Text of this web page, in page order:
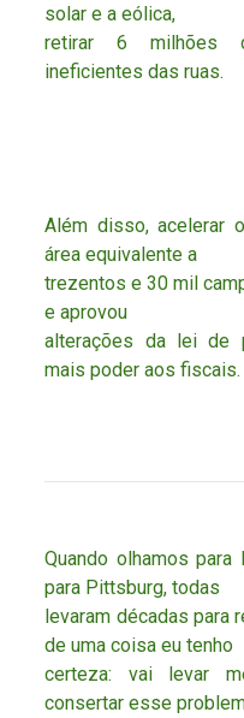
solar e a eólica,
retirar 6 milhões
ineficientes das ruas.
Além disso, acelerar
área equivalente a
trezentos e 30 mil
e aprovou
alterações da lei de
mais poder aos fiscais.
Quando olhamos
para Pittsburg, todas
levaram décadas para
de uma coisa eu tenho
certeza: vai levar
consertar esse